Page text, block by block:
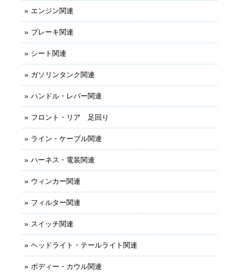
エンジン関連
ブレーキ関連
シート関連
ガソリンタンク関連
ハンドル・レバー関連
フロント・リア 足回り
ライン・ケーブル関連
ハーネス・電装関連
ウィンカー関連
フィルター関連
スイッチ関連
ヘッドライト・テールライト関連
ボディー・カウル関連